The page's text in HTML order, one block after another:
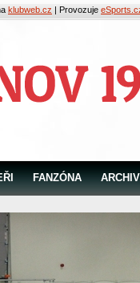
klubweb.cz | Provozuje
FANZÓNA ARCHIV